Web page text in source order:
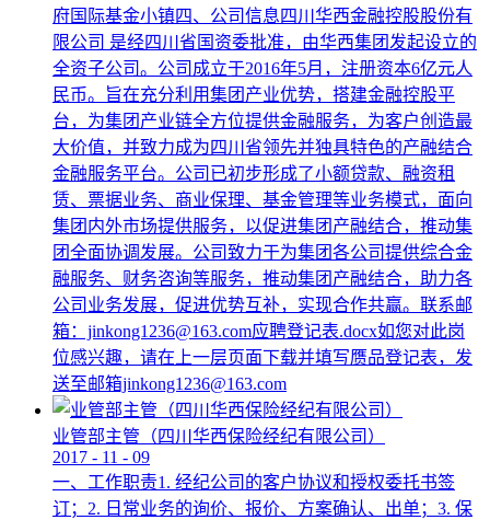
府国际基金小镇四、公司信息四川华西金融控股股份有
限公司 是经四川省国资委批准，由华西集团发起设立的
全资子公司。公司成立于2016年5月，注册资本6亿元人
民币。旨在充分利用集团产业优势，搭建金融控股平
台，为集团产业链全方位提供金融服务，为客户创造最
大价值，并致力成为四川省领先并独具特色的产融结合
金融服务平台。公司已初步形成了小额贷款、融资租
赁、票据业务、商业保理、基金管理等业务模式，面向
集团内外市场提供服务，以促进集团产融结合，推动集
团全面协调发展。公司致力于为集团各公司提供综合金
融服务、财务咨询等服务，推动集团产融结合，助力各
公司业务发展，促进优势互补，实现合作共赢。联系邮
箱：jinkong1236@163.com应聘登记表.docx如您对此岗
位感兴趣，请在上一层页面下载并填写赝品登记表，发
送至邮箱jinkong1236@163.com
业管部主管（四川华西保险经纪有限公司）
2017 - 11 - 09
一、工作职责1. 经纪公司的客户协议和授权委托书签
订；2. 日常业务的询价、报价、方案确认、出单；3. 保